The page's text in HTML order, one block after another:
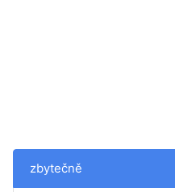
zbytečně